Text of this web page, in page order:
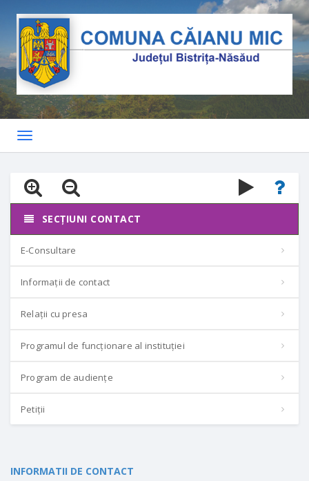
Toggle
SECȚIUNI CONTACT
E-Consultare
Informații de contact
Relații cu presa
Programul de funcționare al instituției
Program de audiențe
Petiții
INFORMATII DE CONTACT